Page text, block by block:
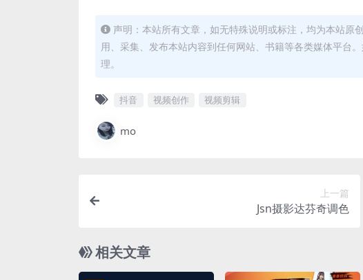
声明：本站所有文章，如无特殊说明或标注，均为本站原
用、采集、发布本站内容到任何网站、书籍等各类媒体平台
理。
抖音 视频创作 视频剪辑
mo
上一篇
Jsn摄影达芬奇调色
相关文章